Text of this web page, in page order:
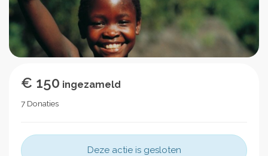
€ 150 ingezameld
7 Donaties
Deze actie is gesloten